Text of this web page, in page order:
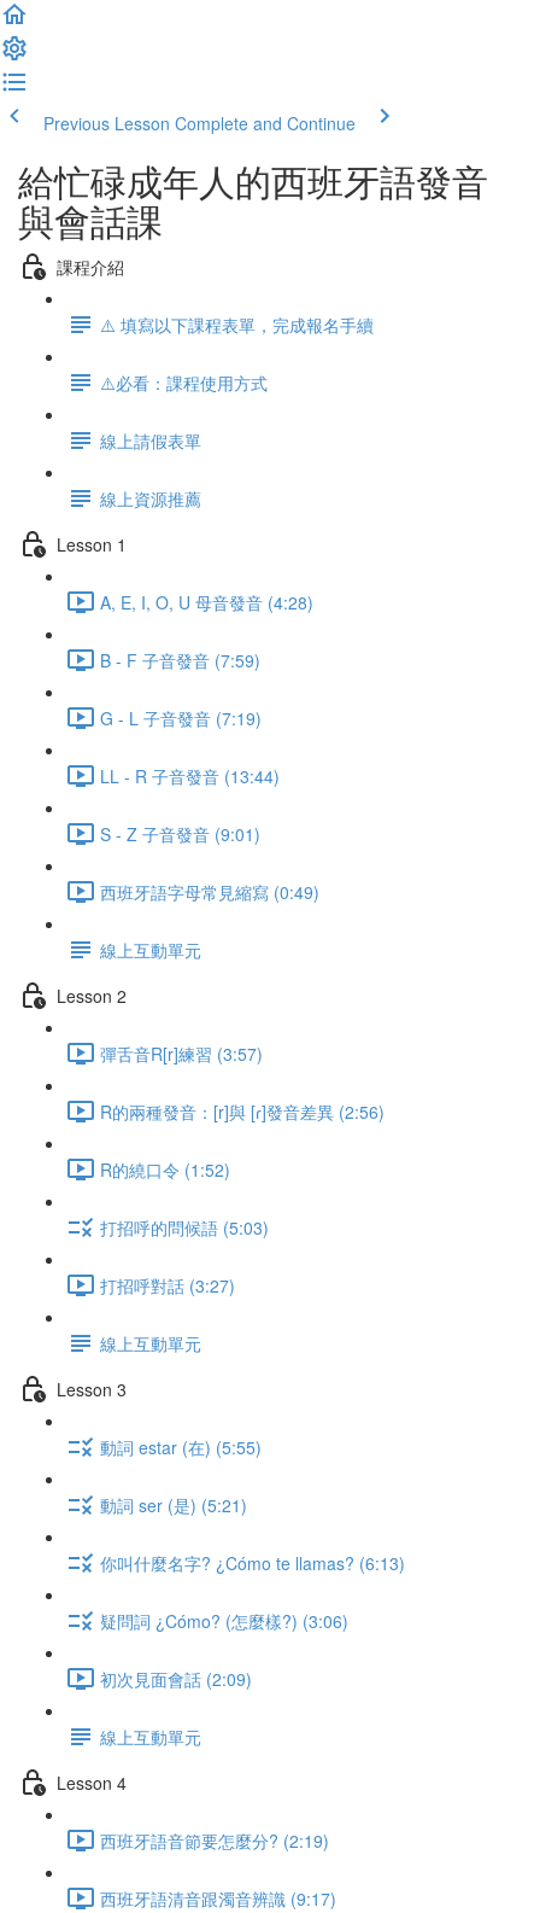
Previous Lesson Complete and Continue
給忙碌成年人的西班牙語發音
與會話課
課程介紹
⚠️ 填寫以下課程表單，完成報名手續
⚠️必看：課程使用方式
線上請假表單
線上資源推薦
Lesson 1
A, E, I, O, U 母音發音 (4:28)
B - F 子音發音 (7:59)
G - L 子音發音 (7:19)
LL - R 子音發音 (13:44)
S - Z 子音發音 (9:01)
西班牙語字母常見縮寫 (0:49)
線上互動單元
Lesson 2
彈舌音R[r]練習 (3:57)
R的兩種發音：[r]與 [ɾ]發音差異 (2:56)
R的繞口令 (1:52)
打招呼的問候語 (5:03)
打招呼對話 (3:27)
線上互動單元
Lesson 3
動詞 estar (在) (5:55)
動詞 ser (是) (5:21)
你叫什麼名字? ¿Cómo te llamas? (6:13)
疑問詞 ¿Cómo? (怎麼樣?) (3:06)
初次見面會話 (2:09)
線上互動單元
Lesson 4
西班牙語音節要怎麼分? (2:19)
西班牙語清音跟濁音辨識 (9:17)